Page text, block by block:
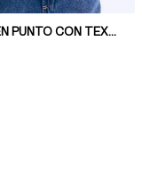
SACO EN PUNTO CON TEXTURA